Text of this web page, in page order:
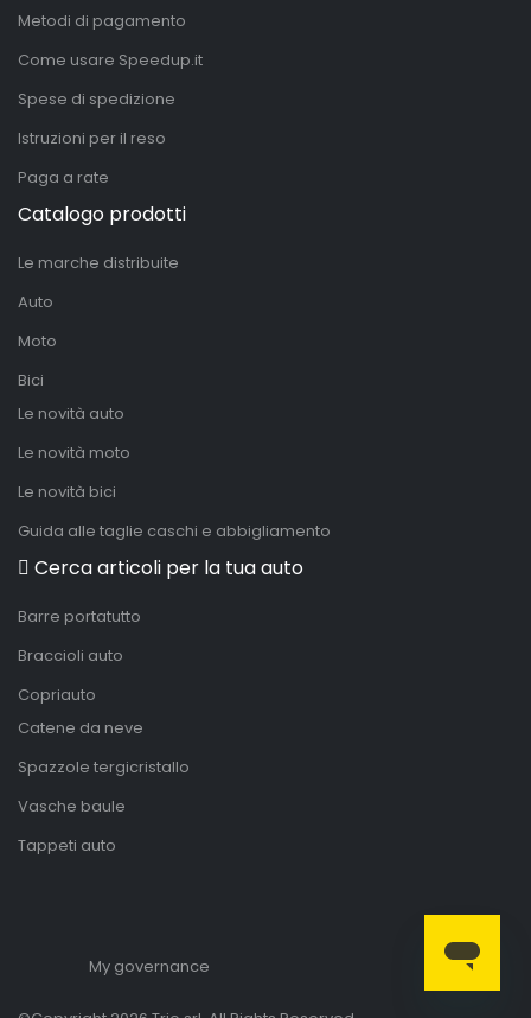
Metodi di pagamento
Come usare Speedup.it
Spese di spedizione
Istruzioni per il reso
Paga a rate
Catalogo prodotti
Le marche distribuite
Auto
Moto
Bici
Le novità auto
Le novità moto
Le novità bici
Guida alle taglie caschi e abbigliamento
Cerca articoli per la tua auto
Barre portatutto
Braccioli auto
Copriauto
Catene da neve
Spazzole tergicristallo
Vasche baule
Tappeti auto
My governance